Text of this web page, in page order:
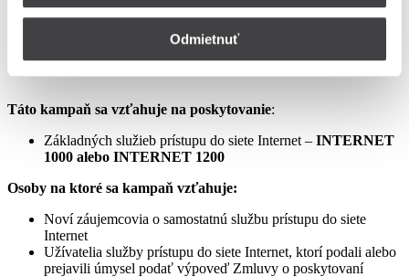
Odmietnuť
Aprílový Crazy Week – Internet samostatne – LIS
Táto kampaň sa vzťahuje na poskytovanie:
Základných služieb prístupu do siete Internet – INTERNET
1000 alebo INTERNET 1200
Osoby na ktoré sa kampaň vzťahuje:
Noví záujemcovia o samostatnú službu prístupu do siete
Internet
Užívatelia služby prístupu do siete Internet, ktorí podali alebo
prejavili úmysel podať výpoveď Zmluvy o poskytovaní